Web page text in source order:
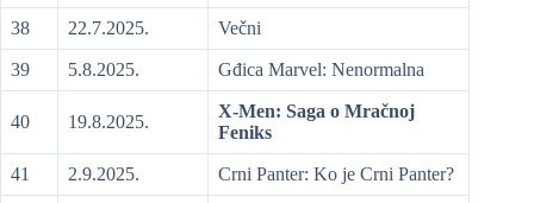
38 22.7.2025. Večni
39 5.8.2025. Gđica Marvel: Nenormalna
40 19.8.2025.
X-Men: Saga o Mračnoj
Feniks
41 2.9.2025. Crni Panter: Ko je Crni Panter?